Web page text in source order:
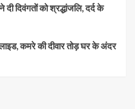
दी दिवंगतों को श्रद्धांजलि, दर्द के
कमरे की दीवार तोड़ घर के अंदर